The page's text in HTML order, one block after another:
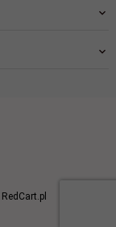
RedCart.pl